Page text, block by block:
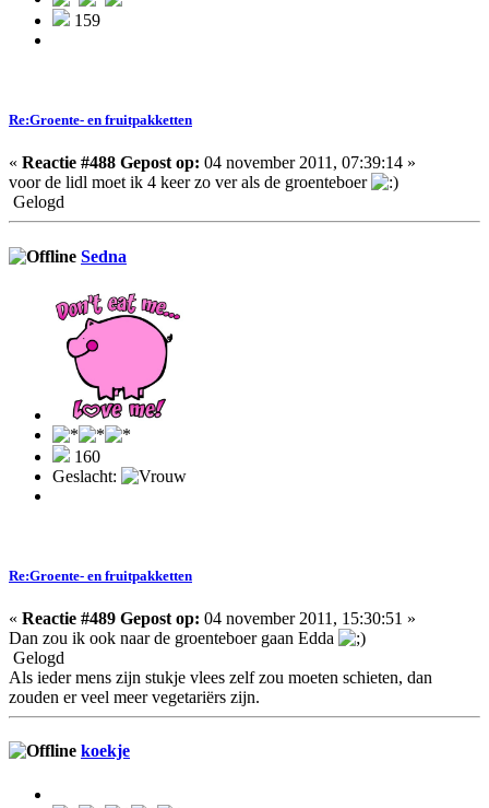
159
Re:Groente- en fruitpakketten
« Reactie #488 Gepost op: 04 november 2011, 07:39:14 »
voor de lidl moet ik 4 keer zo ver als de groenteboer
Gelogd
Sedna
160
Geslacht:
Re:Groente- en fruitpakketten
« Reactie #489 Gepost op: 04 november 2011, 15:30:51 »
Dan zou ik ook naar de groenteboer gaan Edda
Gelogd
Als ieder mens zijn stukje vlees zelf zou moeten schieten, dan
zouden er veel meer vegetariërs zijn.
koekje